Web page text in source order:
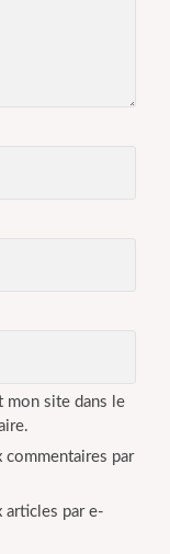
mon site dans le
commentaires par
articles par e-